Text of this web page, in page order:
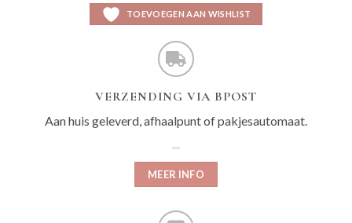
TOEVOEGEN AAN WISHLIST
VERZENDING VIA BPOST
Aan huis geleverd, afhaalpunt of pakjesautomaat.
MEER INFO